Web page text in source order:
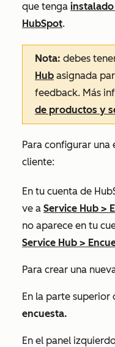
que tenga
HubSpot.
Nota: debes
Hub asignada
feedback. Más
de productos y
Para configurar
cliente:
En tu cuenta de
ve a Service Hub >
no aparece en tu
Service Hub >
Para crear una
En la parte superior
encuesta.
En el panel